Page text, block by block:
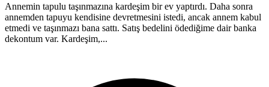
Annemin tapulu taşınmazına kardeşim bir ev yaptırdı. Daha sonra
annemden tapuyu kendisine devretmesini istedi, ancak annem kabul
etmedi ve taşınmazı bana sattı. Satış bedelini ödediğime dair banka
dekontum var. Kardeşim,...